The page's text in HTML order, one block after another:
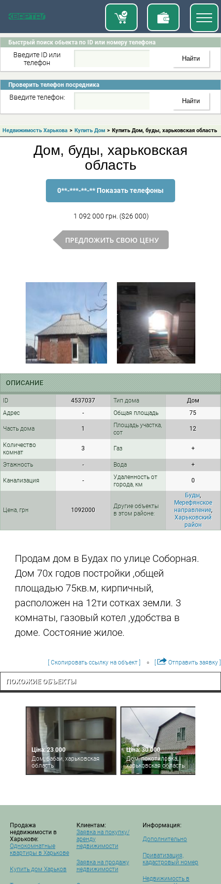
Быстрый поиск обьекта по ID или номеру телефона
Введите ID или
телефон
Проверить телефон посредника
Введите телефон:
Недвижимость Харькова > Купить Дом > Купить Дом, буды, харьковская область
Дом, буды, харьковская
область
0**-***-**-** Показать телефоны
1 092 000 грн. ($26 000)
ПРЕДЛОЖИТЬ СВОЮ ЦЕНУ
ОПИСАНИЕ
ID 4537037 Тип дома
Дом
Адрес
- Общая площадь 75
Часть дома 1
Площадь участка,
сот
12
Количество
комнат
3 Газ +
Этажность - Вода +
Канализация -
Удаленность от
города, км
0
Цена, грн 1092000
Другие объекты
в этом районе:
Буды,
Мерефянское
направление,
Харьковский
район
Продам дом в Будах по улице Соборная.
Дом 70х годов постройки ,общей
площадью 75кв.м, кирпичный,
расположен на 12ти сотках земли. 3
комнаты, газовый котел ,удобства в
доме. Состояние жилое.
[ Скопировать ссылку на объект ] Отправить заявку ]
ПОХОЖИЕ ОБЪЕКТЫ
Ціна: 23 000
Дом, бабаи, харьковская
область
Ціна: 30 000
Дом, покотиловка,
харьковская область
Продажа
недвижимости в
Харькове:
Однокомнатные
квартиры в Харькове
Купить дом Харьков
Клиентам:
Заявка на покупку/
аренду
недвижимости
Заявка на продажу
недвижимости
Информация:
Дополнительно
Приватизация,
кадастровый номер
Недвижимость в